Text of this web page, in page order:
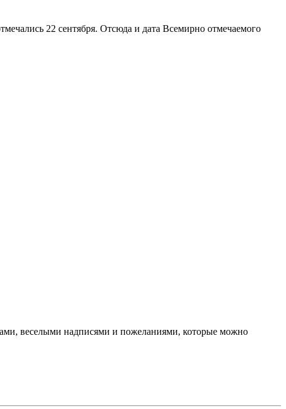
22 сентября. Отсюда и дата Всемирно отмечаемого
веселыми надписями и пожеланиями, которые можно